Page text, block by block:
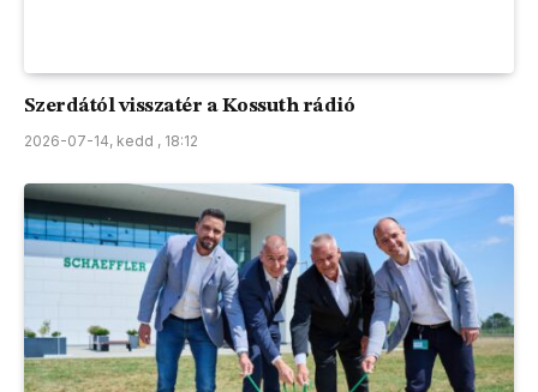
Szerdától visszatér a Kossuth rádió
2026-07-14, kedd , 18:12